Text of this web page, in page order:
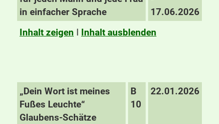
in einfacher Sprache
17.06.2026
Inhalt zeigen I Inhalt ausblenden
„Dein Wort ist meines
Fußes Leuchte“
Glaubens-Schätze
B
10
22.01.2026